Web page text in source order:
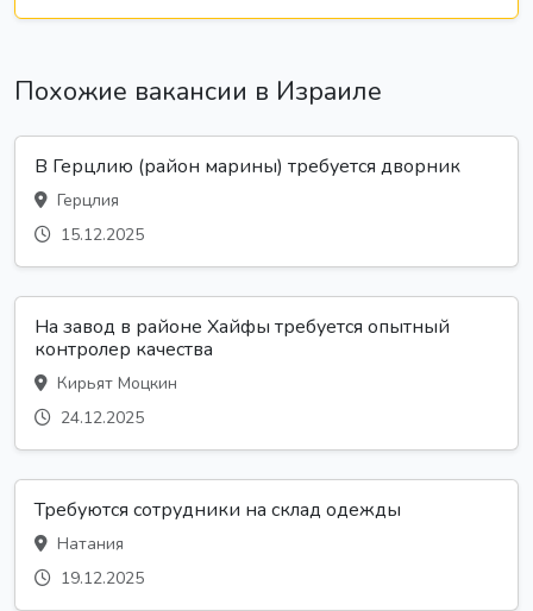
Похожие вакансии в Израиле
В Герцлию (район марины) требуется дворник
Герцлия
15.12.2025
На завод в районе Хайфы требуется опытный
контролер качества
Кирьят Моцкин
24.12.2025
Требуются сотрудники на склад одежды
Натания
19.12.2025